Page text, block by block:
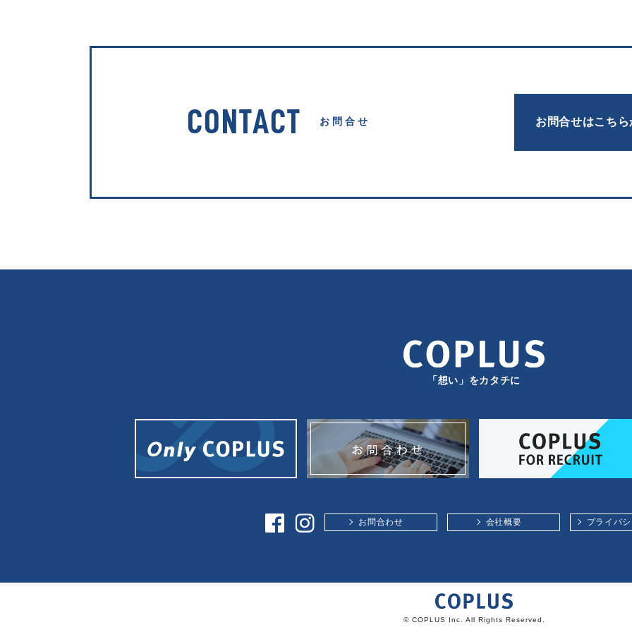
CONTACT お問合せ お問合せはこちら
「想い」をカタチに
お問合わせ 会社概要 プライバ
© COPLUS Inc. All Rights Reserved.